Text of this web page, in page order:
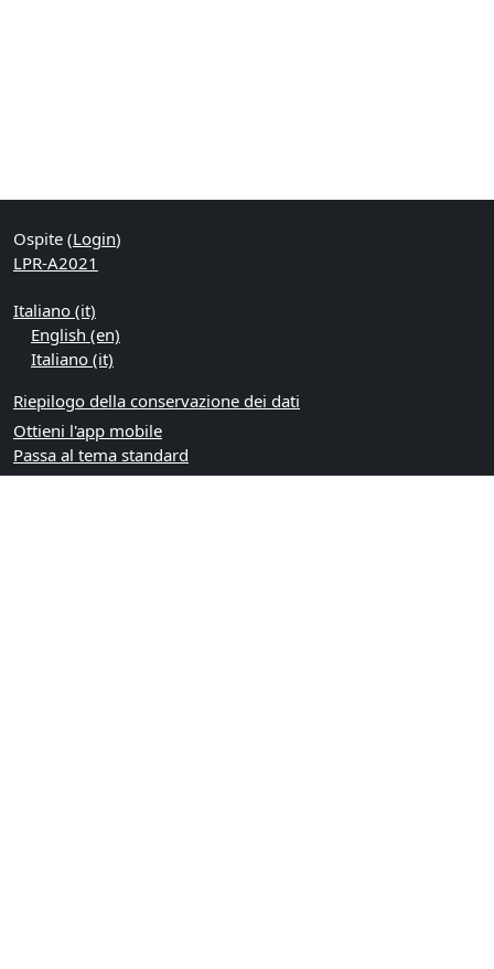
Ospite (Login)
LPR-A2021
Italiano ‎(it)‎
English ‎(en)‎
Italiano ‎(it)‎
Riepilogo della conservazione dei dati
Ottieni l'app mobile
Passa al tema standard